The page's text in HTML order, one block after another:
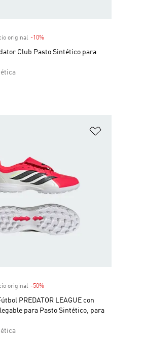
original -10%Descuento
Club Pasto Sintético para
original -50%Descuento
PREDATOR LEAGUE con
para Pasto Sintético, para